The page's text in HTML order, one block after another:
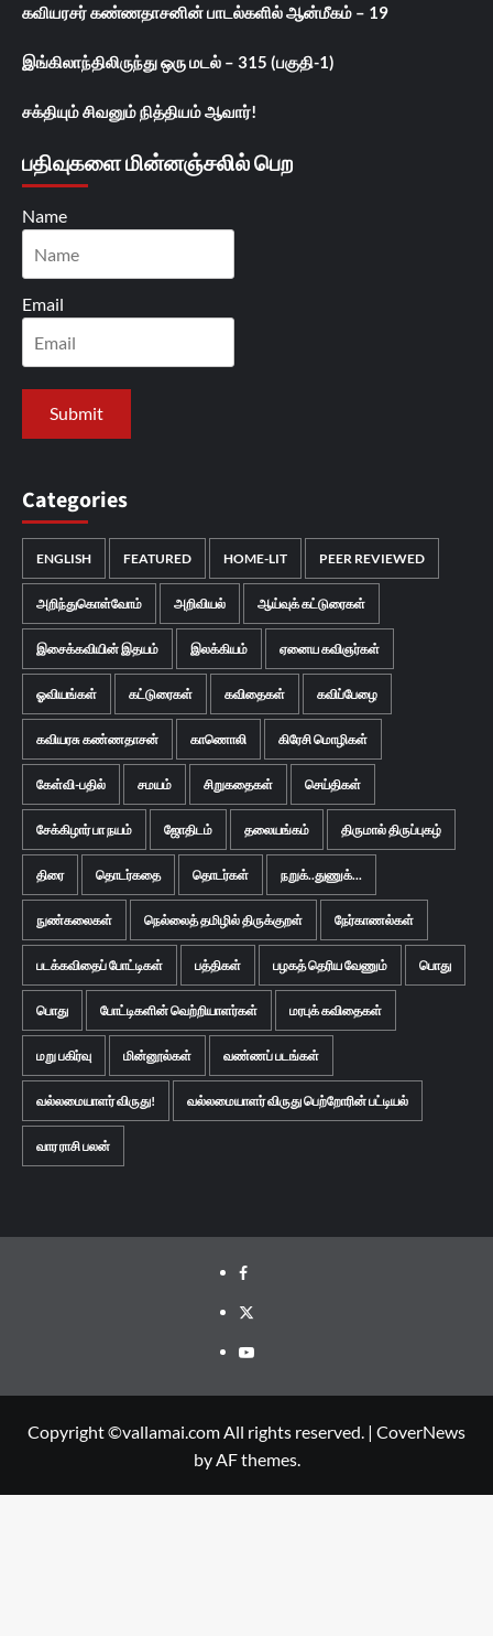
கவியரசர் கண்ணதாசனின் பாடல்களில் ஆன்மீகம் – 19
இங்கிலாந்திலிருந்து ஒரு மடல் – 315 (பகுதி-1)
சக்தியும் சிவனும் நித்தியம் ஆவார்!
பதிவுகளை மின்னஞ்சலில் பெற
Name
Email
Categories
ENGLISH FEATURED HOME-LIT PEER REVIEWED
அறிந்துகொள்வோம் அறிவியல் ஆய்வுக் கட்டுரைகள்
இசைக்கவியின் இதயம் இலக்கியம் ஏனைய கவிஞர்கள்
ஓவியங்கள் கட்டுரைகள் கவிதைகள் கவிப்பேழை
கவியரசு கண்ணதாசன் காணொலி கிரேசி மொழிகள்
கேள்வி-பதில் சமயம் சிறுகதைகள் செய்திகள்
சேக்கிழார் பா நயம் ஜோதிடம் தலையங்கம் திருமால் திருப்புகழ்
திரை தொடர்கதை தொடர்கள் நறுக்..துணுக்...
நுண்கலைகள் நெல்லைத் தமிழில் திருக்குறள் நேர்காணல்கள்
படக்கவிதைப் போட்டிகள் பத்திகள் பழகத் தெரிய வேணும் பொது
பொது போட்டிகளின் வெற்றியாளர்கள் மரபுக் கவிதைகள்
மறு பகிர்வு மின்னூல்கள் வண்ணப் படங்கள்
வல்லமையாளர் விருது! வல்லமையாளர் விருது பெற்றோரின் பட்டியல்
வார ராசி பலன்
Facebook
Twitter
Youtube
Copyright ©vallamai.com All rights reserved. | CoverNews
by AF themes.